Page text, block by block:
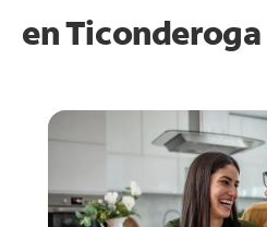
enTiconderoga